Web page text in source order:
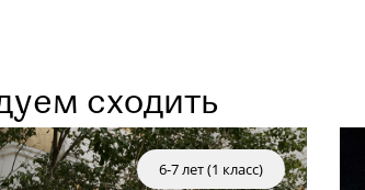
сходить
6-7 лет (1 класс)